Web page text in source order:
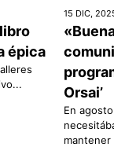
épica
15 DIC,
Orsai’
En
mantener